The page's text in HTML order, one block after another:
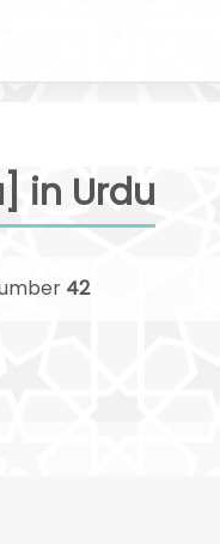
in Urdu
42